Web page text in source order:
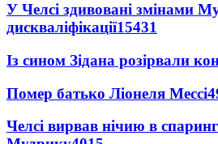
У Челсі здивовані змінами
дискваліфікації15431
Із сином Зідана розірвали
Помер батько Ліонеля Мессі
Челсі вирвав нічию в